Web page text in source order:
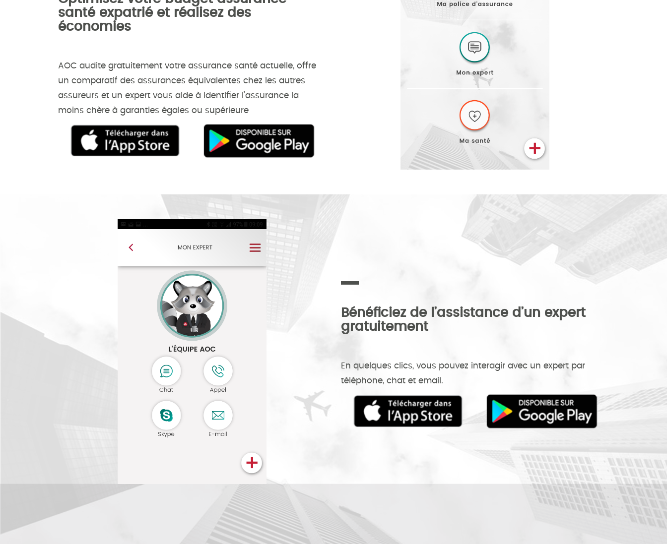
santé expatrié et réalisez des
économies
AOC audite gratuitement votre assurance santé actuelle, offre
un comparatif des assurances équivalentes chez les autres
assureurs et un expert vous aide à identifier l’assurance la
moins chère à garanties égales ou supérieure
Bénéficiez de l’assistance d’un expert
gratuitement
En quelques clics, vous pouvez interagir avec un expert par
téléphone, chat et email.